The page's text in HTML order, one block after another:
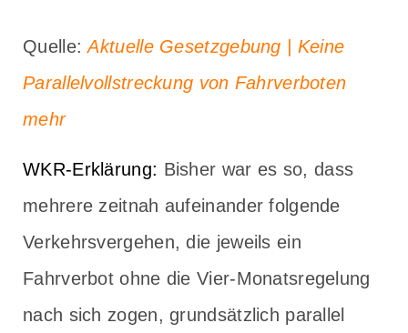
Quelle:Aktuelle Gesetzgebung | Keine
Parallelvollstreckung von Fahrverboten
mehr
WKR-Erklärung: Bisher war es so, dass
mehrere zeitnah aufeinander folgende
Verkehrsvergehen, die jeweils ein
Fahrverbot ohne die Vier-Monatsregelung
nach sich zogen, grundsätzlich parallel